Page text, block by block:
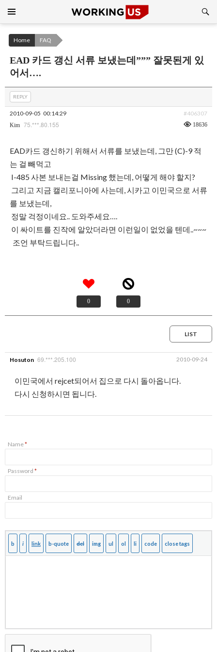
CONTENT
Home FAQ
EAD 카드 갱신 서류 보냈는데””” 잘못된게 있
어서….
REPLY
2010-09-05 00:14:29 #406307
Kim 75.***.80.155 18636
EAD카드 갱신하기 위해서 서류를 보냈는데, 그만 (C)-9 적
는 걸 빼먹고
I-485 사본 보내는걸 Missing 했는데, 어떻게 해야 할지?
그리고 지금 캘리포니아에 사는데, 시카고 이민국으로 서류
를 보냈는데,
정말 걱정이네요.. 도와주세요….
이 싸이트를 진작에 알았더라면 이런일이 없었을 텐데..~~~
조언 부탁드립니다..
0 0
LIST
Hosuton 69.***.205.100 2010-09-24
이민국에서 rejcet되어서 집으로 다시 돌아옵니다.
다시 신청하시면 됩니다.
Name*
Password *
Email